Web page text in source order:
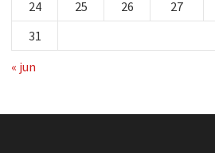
24
25 26 27
31
« jun